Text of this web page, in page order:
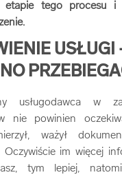
etapie tego procesu i
USŁUGI
usługodawca w
nie powinien
ważył
Oczywiście im więcej
tym lepiej,